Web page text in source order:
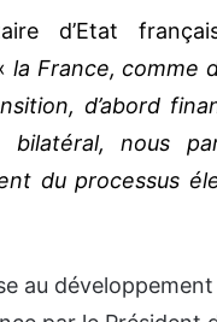
d’Etat
la France, comme
d’abord
bilatéral, nous
du processus